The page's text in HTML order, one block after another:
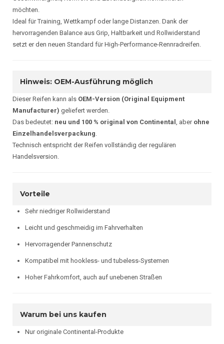
möchten.
Ideal für Training, Wettkampf oder lange Distanzen. Dank der
hervorragenden Balance aus Grip, Haltbarkeit und Rollwiderstand
setzt er den neuen Standard für High-Performance-Rennradreifen.
Hinweis: OEM-Ausführung möglich
Dieser Reifen kann als OEM-Version (Original Equipment
Manufacturer) geliefert werden.
Das bedeutet: neu und 100 % original von Continental , aber ohne
Einzelhandelsverpackung.
Technisch entspricht der Reifen vollständig der regulären
Handelsversion.
Vorteile
Sehr niedriger Rollwiderstand
Leicht und geschmeidig im Fahrverhalten
Hervorragender Pannenschutz
Kompatibel mit hookless- und tubeless-Systemen
Hoher Fahrkomfort, auch auf unebenen Straßen
Warum bei uns kaufen
Nur originale Continental-Produkte